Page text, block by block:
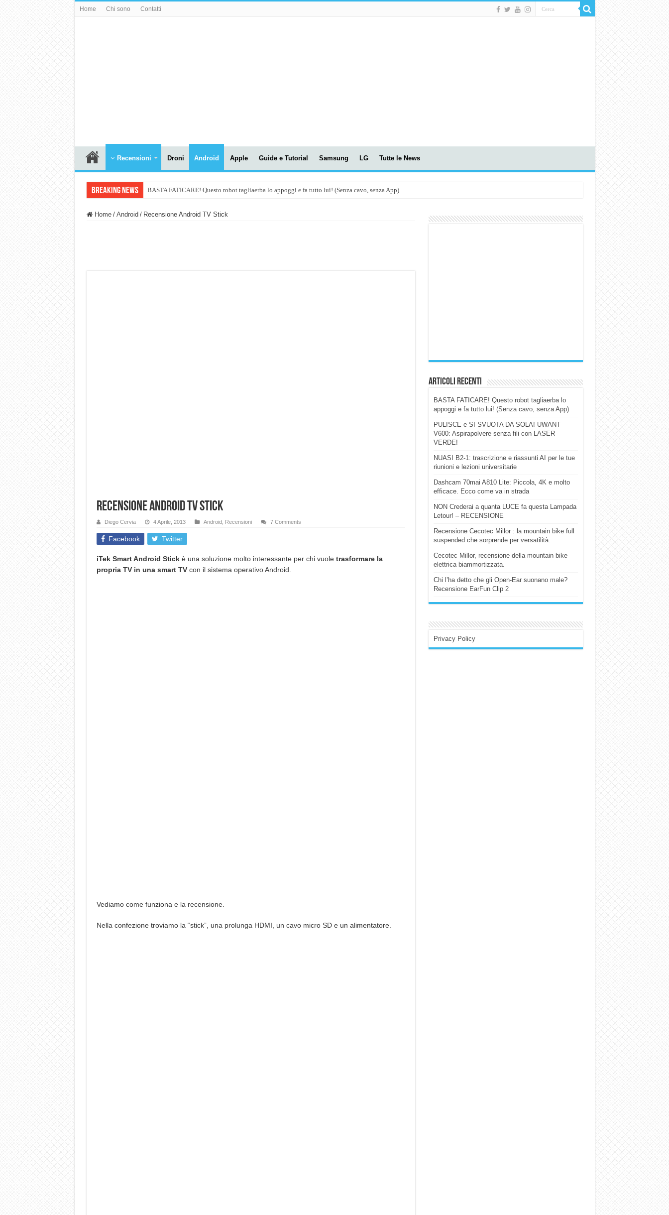
Home Chi sono Contatti
Recensioni Droni Android Apple Guide e Tutorial Samsung LG Tutte le News
Breaking News BASTA FATICARE! Questo robot tagliaerba lo appoggi e fa tutto lui! (Senza cavo, senza App)
Home / Android / Recensione Android TV Stick
Recensione Android TV Stick
Diego Cervia 4 Aprile, 2013 Android, Recensioni 7 Comments
Facebook Twitter
iTek Smart Android Stickè una soluzione molto interessante per chi vuoletrasformare la
propria TV in una smart TVcon il sistema operativo Android.
Vediamo come funziona e la recensione.
Nella confezione troviamo la “stick”, una prolunga HDMI, un cavo micro SD e un alimentatore.
Articoli Recenti
BASTA FATICARE! Questo robot tagliaerba lo
appoggi e fa tutto lui! (Senza cavo, senza App)
PULISCE e SI SVUOTA DA SOLA! UWANT
V600: Aspirapolvere senza fili con LASER
VERDE!
NUASI B2-1: trascrizione e riassunti AI per le tue
riunioni e lezioni universitarie
Dashcam 70mai A810 Lite: Piccola, 4K e molto
efficace. Ecco come va in strada
NON Crederai a quanta LUCE fa questa Lampada
Letour! – RECENSIONE
Recensione Cecotec Millor : la mountain bike full
suspended che sorprende per versatilità.
Cecotec Millor, recensione della mountain bike
elettrica biammortizzata.
Chi l’ha detto che gli Open-Ear suonano male?
Recensione EarFun Clip 2
Privacy Policy